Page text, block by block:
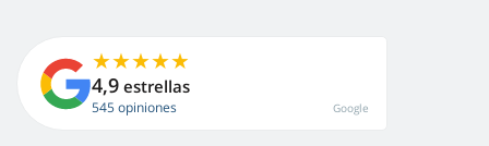
4,9 estrellas
545 opiniones Google